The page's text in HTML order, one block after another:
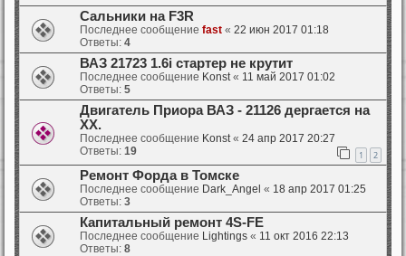
Сальники на F3R
Последнее сообщение fast « 22 июн 2017 01:18
Ответы: 4
ВАЗ 21723 1.6i стартер не крутит
Последнее сообщение Konst« 11 май 2017 01:02
Ответы: 5
Двигатель Приора ВАЗ - 21126 дергается на
XX.
Последнее сообщение Konst« 24 апр 2017 20:27
Ответы: 19 1 2
Ремонт Форда в Томске
Последнее сообщение Dark_Angel « 18 апр 2017 01:25
Ответы: 3
Капитальный ремонт 4S-FE
Последнее сообщение Lightings « 11 окт 2016 22:13
Ответы: 8